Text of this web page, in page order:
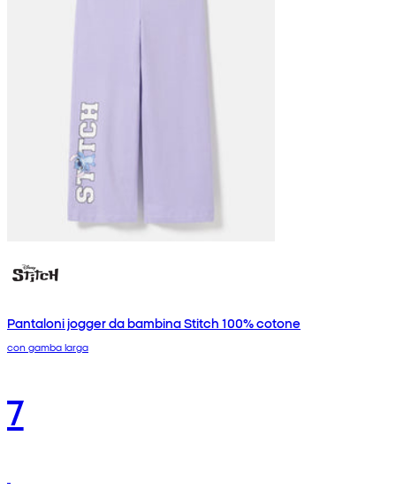
Pantaloni jogger da bambina Stitch 100% cotone
con gamba larga
7